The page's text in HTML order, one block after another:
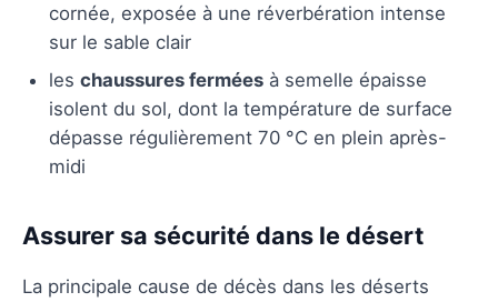
cornée, exposée à une réverbération intense
sur le sable clair
les chaussures fermées à semelle épaisse
isolent du sol, dont la température de surface
dépasse régulièrement 70 °C en plein après-
midi
Assurer sa sécurité dans le désert
La principale cause de décès dans les déserts